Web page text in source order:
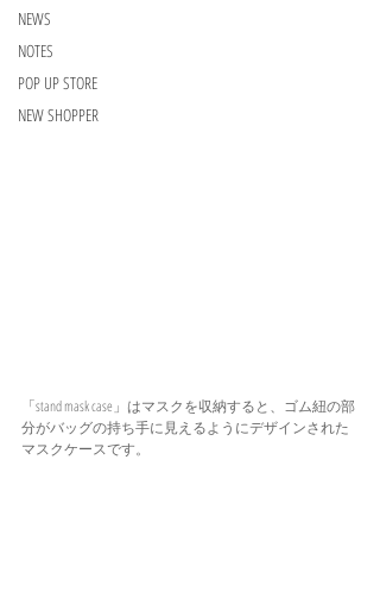
NEWS
NOTES
POP UP STORE
NEW SHOPPER
「stand mask case」はマスクを収納すると、ゴム紐の部
分がバッグの持ち手に見えるようにデザインされた
マスクケースです。